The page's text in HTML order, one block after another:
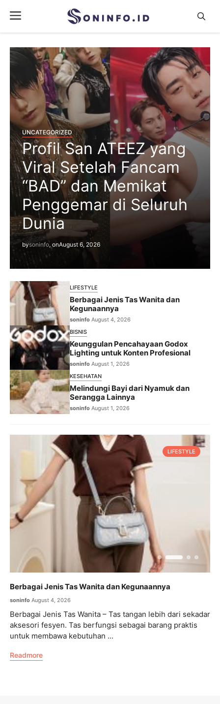
Menu
UNCATEGORIZED
Profil San ATEEZ yang
Viral Setelah Fancam
“BAD” dan Memikat
Penggemar di Seluruh
Dunia
bysoninfo, onAugust 6, 2026
LIFESTYLE
Berbagai Jenis Tas Wanita dan
Kegunaannya
soninfo August 4, 2026
BISNIS
Keunggulan Pencahayaan Godox
Lighting untuk Konten Profesional
soninfo August 1, 2026
KESEHATAN
Melindungi Bayi dari Nyamuk dan
Serangga Lainnya
soninfo August 1, 2026
LIFESTYLE
Berbagai Jenis Tas Wanita dan Kegunaannya
soninfo August 4, 2026
Berbagai Jenis Tas Wanita – Tas tangan lebih dari sekadar
aksesori fesyen. Tas berfungsi sebagai barang praktis
untuk membawa kebutuhan ...
Readmore